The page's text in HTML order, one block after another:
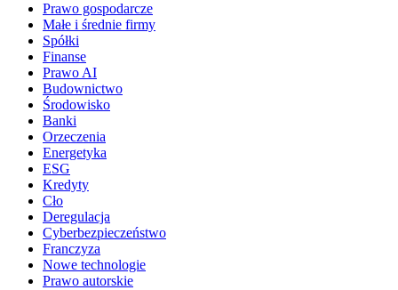
Prawo gospodarcze
Małe i średnie firmy
Spółki
Finanse
Prawo AI
Budownictwo
Środowisko
Banki
Orzeczenia
Energetyka
ESG
Kredyty
Cło
Deregulacja
Cyberbezpieczeństwo
Franczyza
Nowe technologie
Prawo autorskie